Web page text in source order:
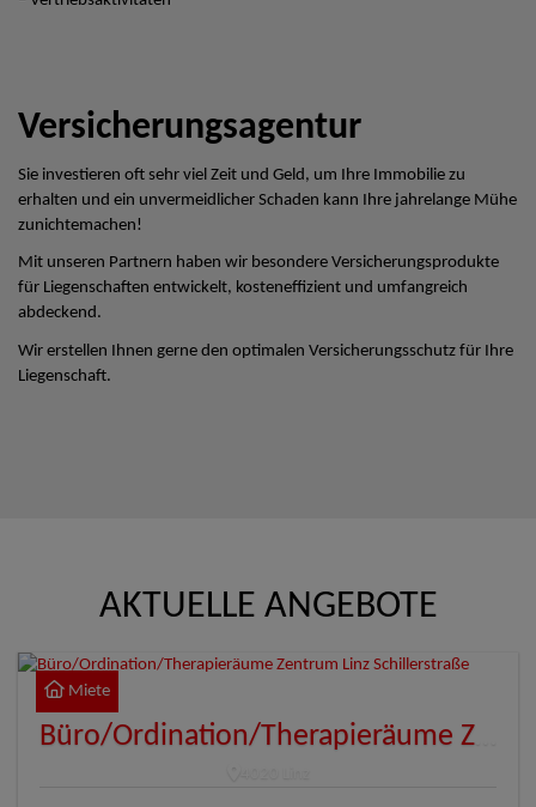
Versicherungsagentur
Sie investieren oft sehr viel Zeit und Geld, um Ihre Immobilie zu
erhalten und ein unvermeidlicher Schaden kann Ihre jahrelange Mühe
zunichtemachen!
Mit unseren Partnern haben wir besondere Versicherungsprodukte
für Liegenschaften entwickelt, kosteneffizient und umfangreich
abdeckend.
Wir erstellen Ihnen gerne den optimalen Versicherungsschutz für Ihre
Liegenschaft.
AKTUELLE ANGEBOTE
Miete